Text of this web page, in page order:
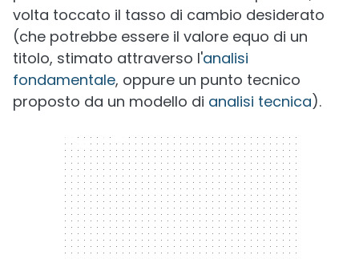
volta toccato il tasso di cambio desiderato
(che potrebbe essere il valore equo di un
titolo, stimato attraverso l'analisi
fondamentale, oppure un punto tecnico
proposto da un modello di analisi tecnica).
300 x 250